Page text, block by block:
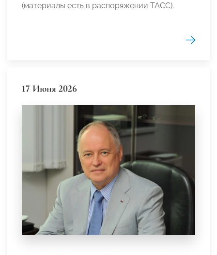
(материалы есть в распоряжении ТАСС).
17 Июня 2026